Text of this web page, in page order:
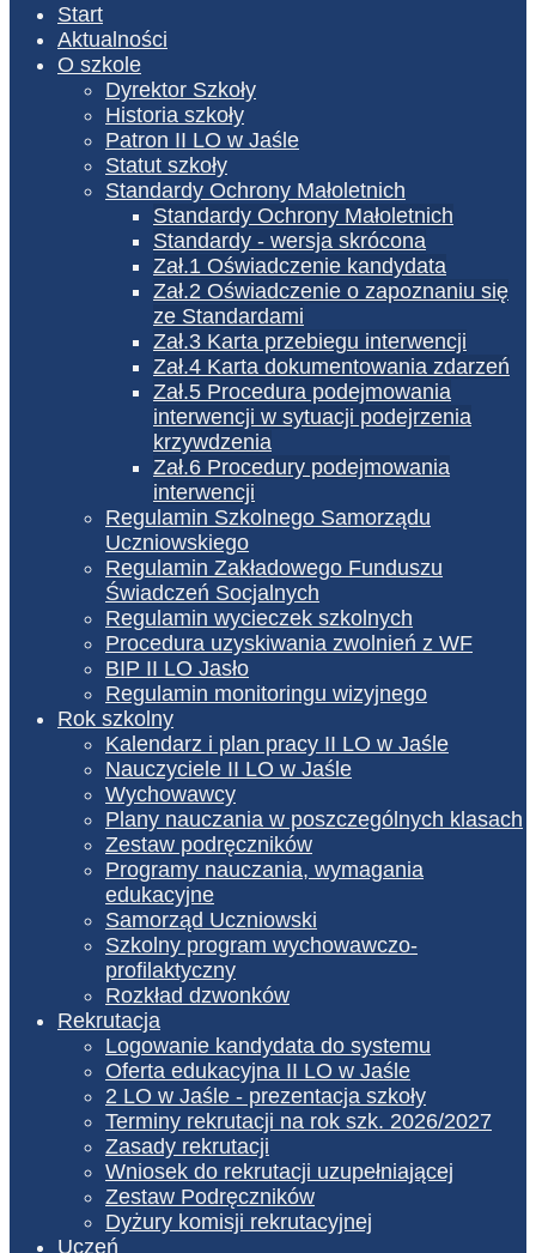
Start
Aktualności
O szkole
Dyrektor Szkoły
Historia szkoły
Patron II LO w Jaśle
Statut szkoły
Standardy Ochrony Małoletnich
Standardy Ochrony Małoletnich
Standardy - wersja skrócona
Zał.1 Oświadczenie kandydata
Zał.2 Oświadczenie o zapoznaniu się
ze Standardami
Zał.3 Karta przebiegu interwencji
Zał.4 Karta dokumentowania zdarzeń
Zał.5 Procedura podejmowania
interwencji w sytuacji podejrzenia
krzywdzenia
Zał.6 Procedury podejmowania
interwencji
Regulamin Szkolnego Samorządu
Uczniowskiego
Regulamin Zakładowego Funduszu
Świadczeń Socjalnych
Regulamin wycieczek szkolnych
Procedura uzyskiwania zwolnień z WF
BIP II LO Jasło
Regulamin monitoringu wizyjnego
Rok szkolny
Kalendarz i plan pracy II LO w Jaśle
Nauczyciele II LO w Jaśle
Wychowawcy
Plany nauczania w poszczególnych klasach
Zestaw podręczników
Programy nauczania, wymagania
edukacyjne
Samorząd Uczniowski
Szkolny program wychowawczo-
profilaktyczny
Rozkład dzwonków
Rekrutacja
Logowanie kandydata do systemu
Oferta edukacyjna II LO w Jaśle
2 LO w Jaśle - prezentacja szkoły
Terminy rekrutacji na rok szk. 2026/2027
Zasady rekrutacji
Wniosek do rekrutacji uzupełniającej
Zestaw Podręczników
Dyżury komisji rekrutacyjnej
Uczeń